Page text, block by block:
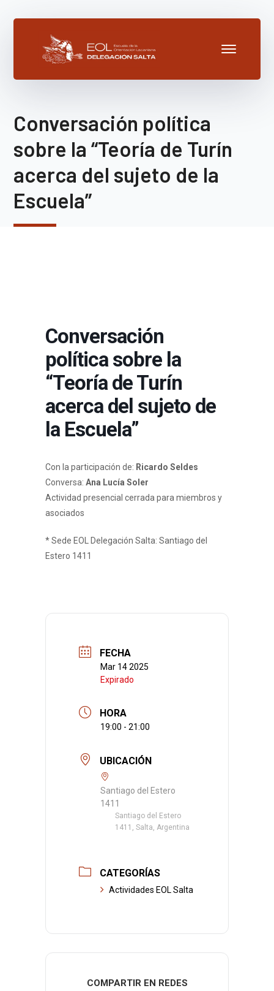
Conversación política
sobre la “Teoría de Turín
acerca del sujeto de la
Escuela”
Conversación
política sobre la
“Teoría de Turín
acerca del sujeto de
la Escuela”
Con la participación de: Ricardo Seldes
Conversa: Ana Lucía Soler
Actividad presencial cerrada para miembros y
asociados
* Sede EOL Delegación Salta: Santiago del
Estero 1411
FECHA
Mar 14 2025
Expirado
HORA
19:00 - 21:00
UBICACIÓN
Santiago del Estero
1411
Santiago del Estero
1411, Salta, Argentina
CATEGORÍAS
Actividades EOL Salta
COMPARTIR EN REDES